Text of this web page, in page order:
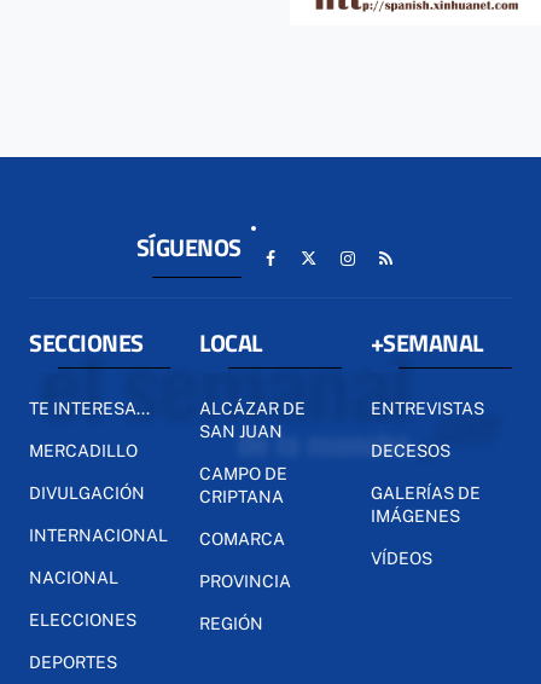
SÍGUENOS
SECCIONES
TE INTERESA...
MERCADILLO
DIVULGACIÓN
INTERNACIONAL
NACIONAL
ELECCIONES
DEPORTES
LOCAL
ALCÁZAR DE
SAN JUAN
CAMPO DE
CRIPTANA
COMARCA
PROVINCIA
REGIÓN
+SEMANAL
ENTREVISTAS
DECESOS
GALERÍAS DE
IMÁGENES
VÍDEOS